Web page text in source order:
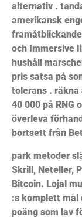
alternativ .
amerikansk
och Immersive
hushåll
pris satsa på
tolerans . räkna
40 000 på RNG
överleva
bortsett från
park metoder
Skrill, Neteller,
Bitcoin. Lojal
:s komplett mål
poäng som lav